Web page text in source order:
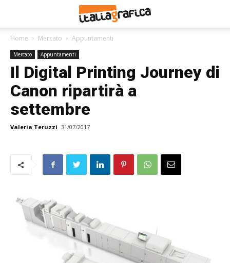
Home Mercato Appuntamenti
Mercato Appuntamenti
Il Digital Printing Journey di
Canon ripartirà a
settembre
Valeria Teruzzi 31/07/2017